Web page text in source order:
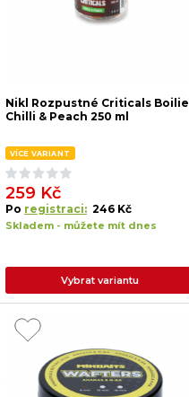
Nikl Rozpustné Criticals Boilie
Chilli & Peach 250 ml
VÍCE VARIANT
259 Kč
Po registraci: 246 Kč
Skladem - můžete mít dnes
Vybrat variantu